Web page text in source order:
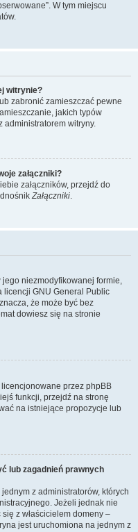
W tym miejscu
witrynie?
zabronić zamieszczać pewne
jakich typów
administratorem witryny.
załączniki?
załączników, przejdź do
Załączniki.
niezmodyfikowanej formie,
licencji GNU General Public
że może być bez
dowiesz się na stronie
przez phpBB
funkcji, przejdź na stronę
na istniejące propozycje lub
lub zagadnień prawnych
z administratorów, których
Jeżeli jednak nie
z właścicielem domeny –
jest uruchomiona na jednym z